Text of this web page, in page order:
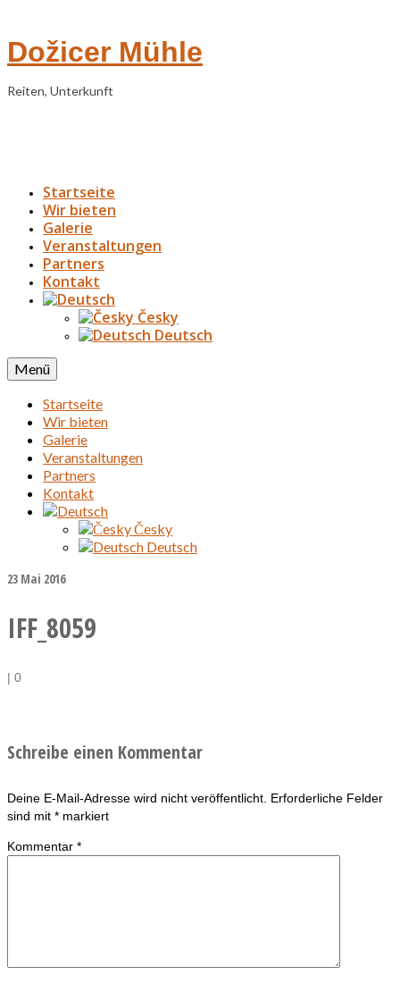
Dožicer Mühle
Reiten, Unterkunft
Startseite
Wir bieten
Galerie
Veranstaltungen
Partners
Kontakt
Česky
Deutsch
Menü
Startseite
Wir bieten
Galerie
Veranstaltungen
Partners
Kontakt
Česky
Deutsch
23 Mai 2016
IFF_8059
| 0
Schreibe einen Kommentar
Deine E-Mail-Adresse wird nicht veröffentlicht. Erforderliche Felder
sind mit * markiert
Kommentar *